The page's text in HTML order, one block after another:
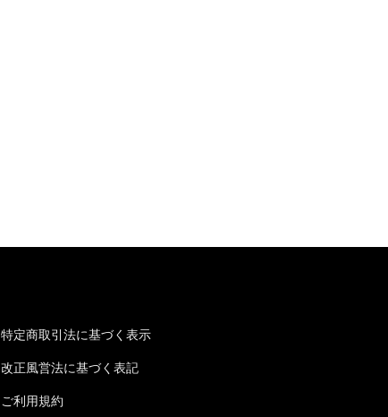
特定商取引法に基づく表示
改正風営法に基づく表記
ご利用規約